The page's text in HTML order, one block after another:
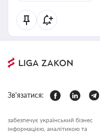
Зв'язатися:
забезпечує український бізнес
інформацією, аналітикою та